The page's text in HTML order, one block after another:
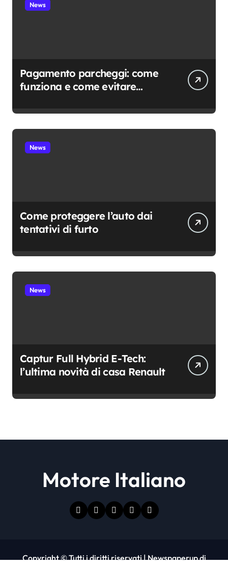
News
Pagamento parcheggi: come
funziona e come evitare
News
Come proteggere l’auto dai
tentativi di furto
News
Captur Full Hybrid E-Tech:
l’ultima novità di casa Renault
Motore Italiano
Copyright © Tutti i diritti riservati|Newspaperupdi